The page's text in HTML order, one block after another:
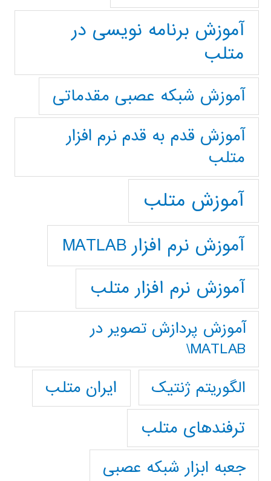
آموزش برنامه نویسی در
متلب
آموزش شبکه عصبی مقدماتی
آموزش قدم به قدم نرم افزار
متلب
آموزش متلب
آموزش نرم افزار MATLAB
آموزش نرم افزار متلب
آموزش پردازش تصوير در
MATLAB\
الگوریتم ژنتیک
ایران متلب
ترفندهای متلب
جعبه ابزار شبکه عصبی